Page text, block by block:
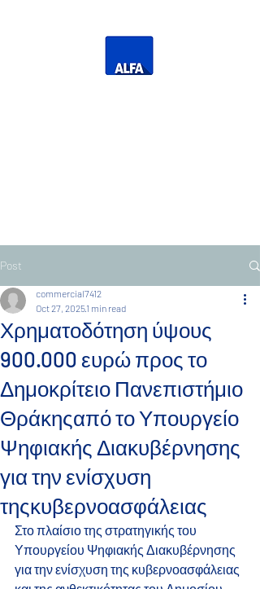
Post
Χρηματοδότηση ύψους
900.000 ευρώ προς το
Δημοκρίτειο Πανεπιστήμιο
Θράκηςαπό το Υπουργείο
Ψηφιακής Διακυβέρνησης
για την ενίσχυση
τηςκυβερνοασφάλειας
commercial7412
Oct 27, 20251 min read
Στο πλαίσιο της στρατηγικής του
Υπουργείου Ψηφιακής Διακυβέρνησης
για την ενίσχυση της κυβερνοασφάλειας